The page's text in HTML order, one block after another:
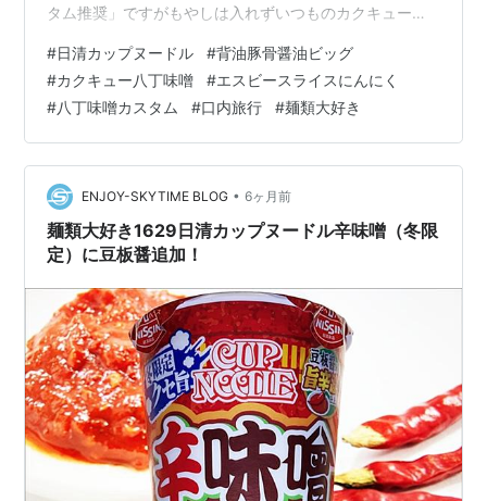
タム推奨」ですがもやしは入れずいつものカクキュー八
う（笑）。 ※いつも八丁味噌を使うのは、幼少から家庭
で赤味噌がよく使われてたのと発酵した甘い味のお味噌
があまり好みではないというのが理由です。その中で、
八丁味噌が個人的に一番口に合うかなと思って使ってい
ます。なのでもし入れるならお好みのお味噌をご使用く
ださいね。 商品写真は前回の使い回しです…
#日清カップヌードル #背油豚骨醤油ビッグ
#カクキュー八丁味噌 #エスビースライスにんにく
#八丁味噌カスタム #口内旅行 #麺類大好き
ENJOY-SKYTIME BLOG • 6ヶ月前
麺類大好き1629日清カップヌードル辛味噌（冬限
定）に豆板醤追加！